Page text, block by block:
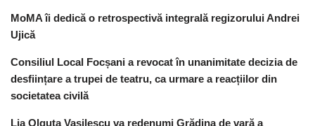
MoMA îi dedică o retrospectivă integrală regizorului Andrei
Ujică
Consiliul Local Focșani a revocat în unanimitate decizia de
desființare a trupei de teatru, ca urmare a reacțiilor din
societatea civilă
Lia Olguța Vasilescu va redenumi Grădina de vară a